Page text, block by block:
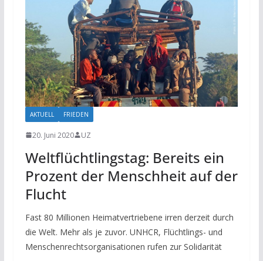
AKTUELL FRIEDEN
20. Juni 2020 UZ
Weltflüchtlingstag: Bereits ein
Prozent der Menschheit auf der
Flucht
Fast 80 Millionen Heimatvertriebene irren derzeit durch
die Welt. Mehr als je zuvor. UNHCR, Flüchtlings- und
Menschenrechtsorganisationen rufen zur Solidarität